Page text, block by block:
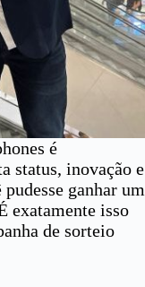
é
status, inovação e
ganhar um
exatamente isso
de sorteio